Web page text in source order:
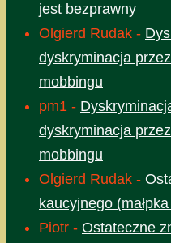
jest bezprawny
Olgierd Rudak -
dyskryminacja
mobbingu
pm1 -
dyskryminacja
mobbingu
Olgierd Rudak -
kaucyjnego
Piotr - Ostateczne